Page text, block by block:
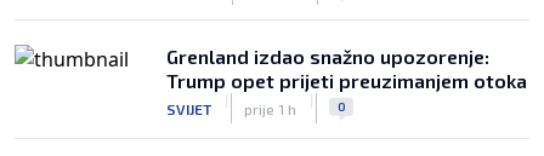
Grenland izdao snažno upozorenje:
Trump opet prijeti preuzimanjem otoka
SVIJET
|
prije 1 h
| 0